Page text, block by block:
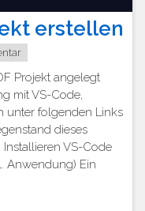
erstellen
Projekt angelegt
mit VS-Code,
unter folgenden Links
dieses
Installieren VS-Code
Anwendung) Ein